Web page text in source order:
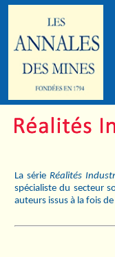
La série Réalités
spécialiste du secteur
auteurs issus à la fois